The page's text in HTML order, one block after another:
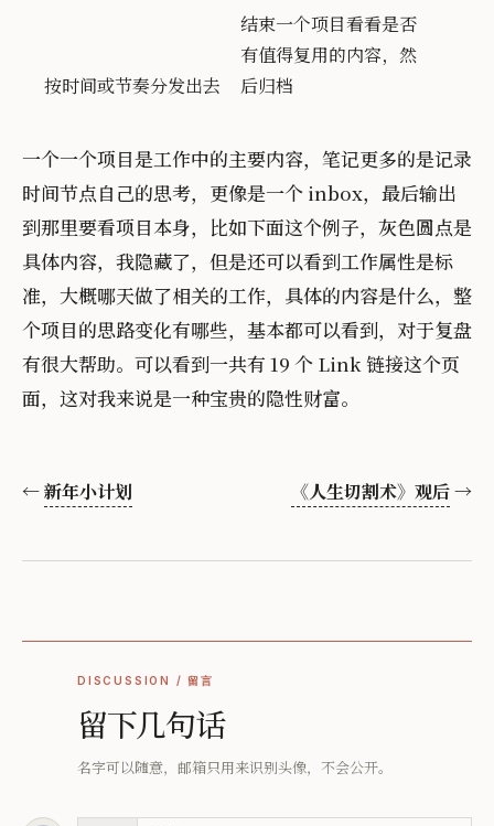
按时间或节奏分发出去
结束一个项目看看是否
有值得复用的内容，然
后归档
一个一个项目是工作中的主要内容，笔记更多的是记录
时间节点自己的思考，更像是一个 inbox，最后输出
到那里要看项目本身，比如下面这个例子，灰色圆点是
具体内容，我隐藏了，但是还可以看到工作属性是标
准，大概哪天做了相关的工作，具体的内容是什么，整
个项目的思路变化有哪些，基本都可以看到，对于复盘
有很大帮助。可以看到一共有 19 个 Link 链接这个页
面，这对我来说是一种宝贵的隐性财富。
←新年小计划 《人生切割术》观后→
DISCUSSION / 留言
留下几句话
名字可以随意，邮箱只用来识别头像，不会公开。